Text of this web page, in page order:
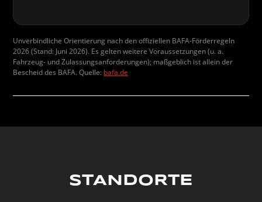
Unverbindliche Orientierung nach den offiziellen BAFA-Förderregeln
2026 (Stand: Juni 2026). Es gelten weitere Voraussetzungen (u. a.
Fahrzeug- und Zulassungsanforderungen); maßgeblich ist allein der
Bescheid des BAFA. Quelle: bafa.de
STANDORTE